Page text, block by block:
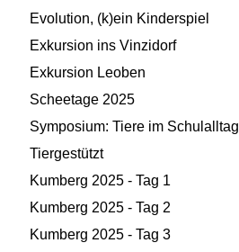
Evolution, (k)ein Kinderspiel
Exkursion ins Vinzidorf
Exkursion Leoben
Scheetage 2025
Symposium: Tiere im Schulalltag
Tiergestützt
Kumberg 2025 - Tag 1
Kumberg 2025 - Tag 2
Kumberg 2025 - Tag 3